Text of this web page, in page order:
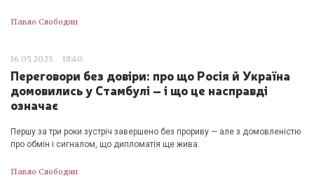
Павло Слободян
16.05.2025 18:40
Переговори без довіри: про що Росія й Україна
домовились у Стамбулі – і що це насправді
означає
Першу за три роки зустріч завершено без прориву — але з домовленістю
про обмін і сигналом, що дипломатія ще жива.
Павло Слободян